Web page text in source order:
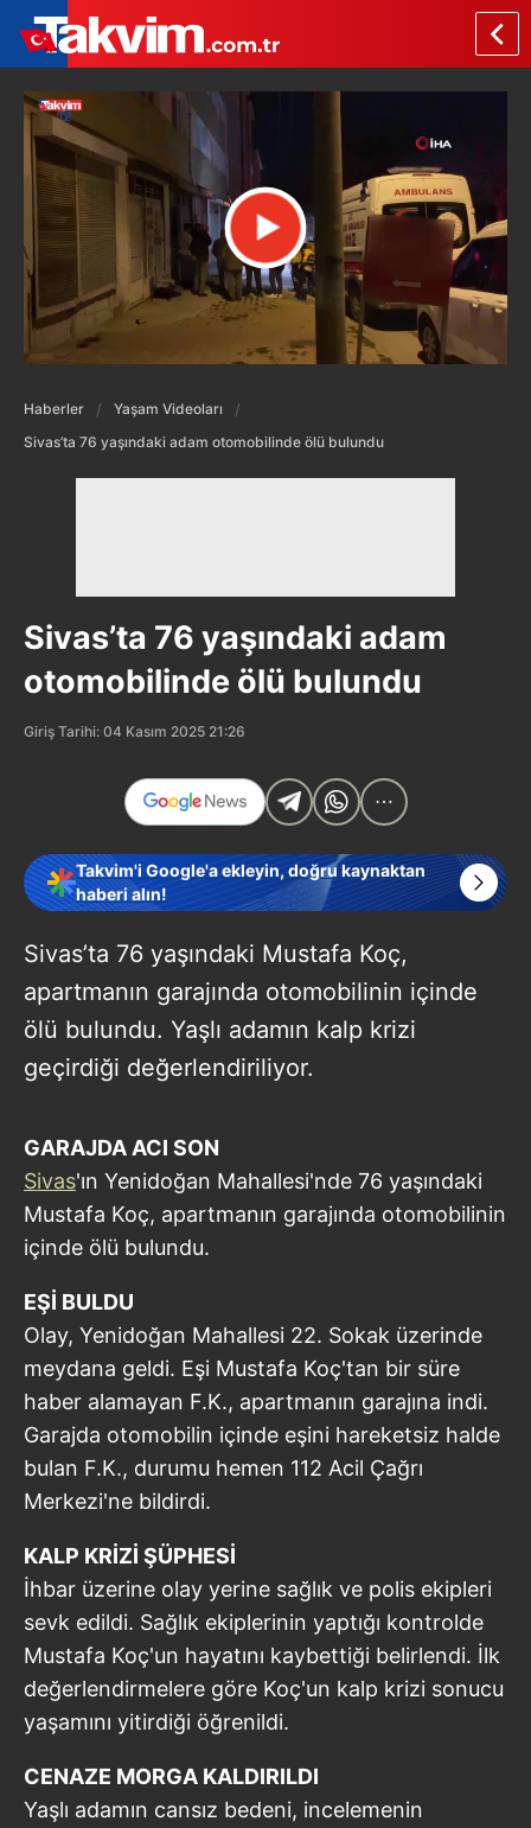
Haberler
Yaşam Videoları
Sivas’ta 76 yaşındaki adam otomobilinde ölü bulundu
Sivas’ta 76 yaşındaki adam
otomobilinde ölü bulundu
Giriş Tarihi: 04 Kasım 2025 21:26
Takvim'i Google'a ekleyin, doğru kaynaktan
haberi alın!
Sivas’ta 76 yaşındaki Mustafa Koç,
apartmanın garajında otomobilinin içinde
ölü bulundu. Yaşlı adamın kalp krizi
geçirdiği değerlendiriliyor.
GARAJDA ACI SON
Sivas'ın Yenidoğan Mahallesi'nde 76 yaşındaki
Mustafa Koç, apartmanın garajında otomobilinin
içinde ölü bulundu.
EŞİ BULDU
Olay, Yenidoğan Mahallesi 22. Sokak üzerinde
meydana geldi. Eşi Mustafa Koç'tan bir süre
haber alamayan F.K., apartmanın garajına indi.
Garajda otomobilin içinde eşini hareketsiz halde
bulan F.K., durumu hemen 112 Acil Çağrı
Merkezi'ne bildirdi.
KALP KRİZİ ŞÜPHESİ
İhbar üzerine olay yerine sağlık ve polis ekipleri
sevk edildi. Sağlık ekiplerinin yaptığı kontrolde
Mustafa Koç'un hayatını kaybettiği belirlendi. İlk
değerlendirmelere göre Koç'un kalp krizi sonucu
yaşamını yitirdiği öğrenildi.
CENAZE MORGA KALDIRILDI
Yaşlı adamın cansız bedeni, incelemenin